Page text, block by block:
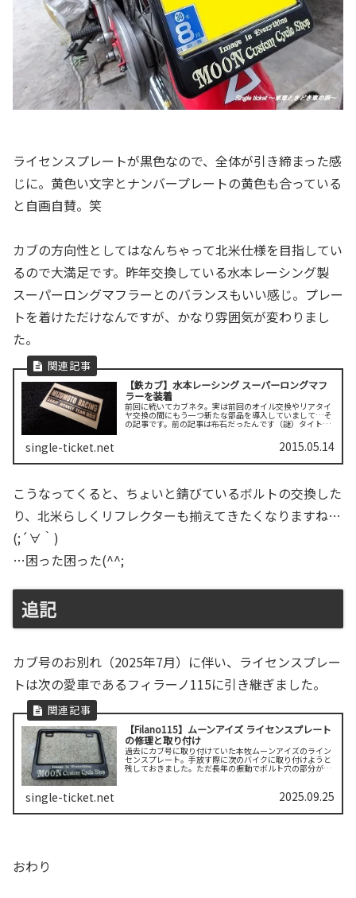
ライセンスプレートが黒色なので、全体が引き締まった感
じに。黄色い文字とナンバープレートの黄色も合っている
と自画自賛。笑
カブの方向性としてはなんちゃって北米仕様を目指してい
るので大満足です。昨年交換している水本レーシング製
スーパーロングマフラーとのバランスもいい感じ。プレー
トを着けただけなんですが、かなり雰囲気が変わりまし
た。
【鉄カブ】水本レーシング スーパーロングマフ
ラーを装着
前回に続いてカブネタ。実は前回のオイル交換やリアタイ
ヤ交換の間にもう一つ新たな部品を導入していまして…そ
の記事です。前の記事は布石だったんです（謎）タイトル
single-ticket.net 2015.05.14
こうなってくると、ちょいと錆びているボルトの交換した
り、北米らしくリフレクターも揃えてきたくなりますね…
(;´∀｀)
…困った困った(^^;
追記
カブ号のお別れ（2025年7月）に伴い、ライセンスプレー
トは次の愛車であるフィラーノ115に引き継ぎました。
【Filano115】ムーンアイズ ライセンスプレート
の修理と取り付け
過去にカブ号に取り付けていた本牧ムーンアイズのライン
センスプレート。手放す際に次のバイクに取り付けようと
残しておきました。ただ長年の振動でボルト穴の部分が折
single-ticket.net 2025.09.25
おわり